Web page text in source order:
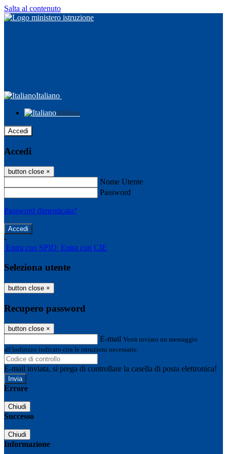
Salta al contenuto
Italiano
Italiano
Accedi
Accedi
button close ×
Nome Utente
Password
Password dimenticata?
-
Entra con SPID Entra con CIE
Seleziona utente
button close ×
Recupero password
button close ×
E-mail Verrà inviato un messaggio
all'indirizzo indicato con le istruzioni necessarie.
E-mail inviata, si prega di controllare la casella di posta elettronica!
Errore
Chiudi
Successo
Chiudi
Informazione